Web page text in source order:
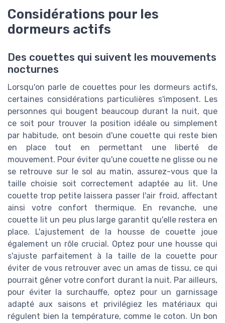
Considérations pour les
dormeurs actifs
Des couettes qui suivent les mouvements
nocturnes
Lorsqu'on parle de couettes pour les dormeurs actifs,
certaines considérations particulières s'imposent. Les
personnes qui bougent beaucoup durant la nuit, que
ce soit pour trouver la position idéale ou simplement
par habitude, ont besoin d'une couette qui reste bien
en place tout en permettant une liberté de
mouvement. Pour éviter qu'une couette ne glisse ou ne
se retrouve sur le sol au matin, assurez-vous que la
taille choisie soit correctement adaptée au lit. Une
couette trop petite laissera passer l'air froid, affectant
ainsi votre confort thermique. En revanche, une
couette lit un peu plus large garantit qu'elle restera en
place. L'ajustement de la housse de couette joue
également un rôle crucial. Optez pour une housse qui
s'ajuste parfaitement à la taille de la couette pour
éviter de vous retrouver avec un amas de tissu, ce qui
pourrait gêner votre confort durant la nuit. Par ailleurs,
pour éviter la surchauffe, optez pour un garnissage
adapté aux saisons et privilégiez les matériaux qui
régulent bien la température, comme le coton. Un bon